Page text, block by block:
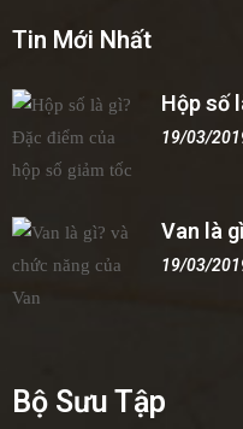
Tin Mới Nhất
Hộp số
19/03/
Van là
19/03/
Bộ Sưu Tập